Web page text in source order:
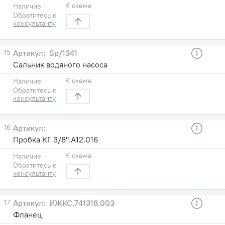
Наличие
Обратитесь к
консультанту
К схеме
15
Sp/1341
Сальник водяного насоса
Наличие
Обратитесь к
консультанту
К схеме
16
Пробка КГ 3/8".А12.016
Наличие
Обратитесь к
консультанту
К схеме
17
ИЖКС.741318.003
Фланец